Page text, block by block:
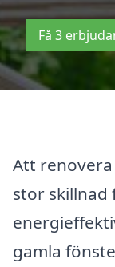
Få 3
Att
stor skillnad
gamla